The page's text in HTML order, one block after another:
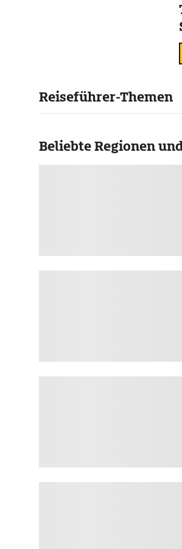
Reiseführer-Themen
Beliebte Regionen